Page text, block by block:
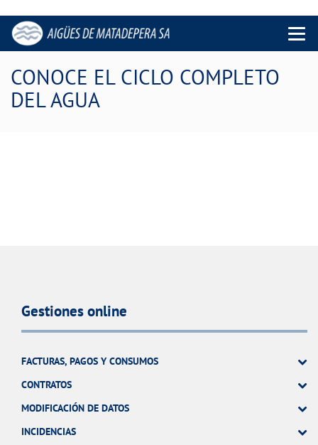
Menu
CONOCE EL CICLO COMPLETO
DEL AGUA
Gestiones online
FACTURAS, PAGOS Y CONSUMOS
CONTRATOS
MODIFICACIÓN DE DATOS
INCIDENCIAS